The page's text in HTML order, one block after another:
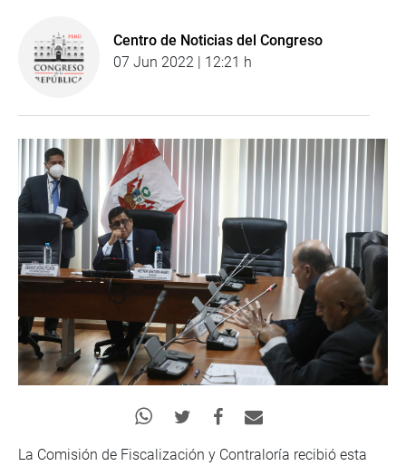
Centro de Noticias del Congreso
07 Jun 2022 | 12:21 h
La Comisión de Fiscalización y Contraloría recibió esta